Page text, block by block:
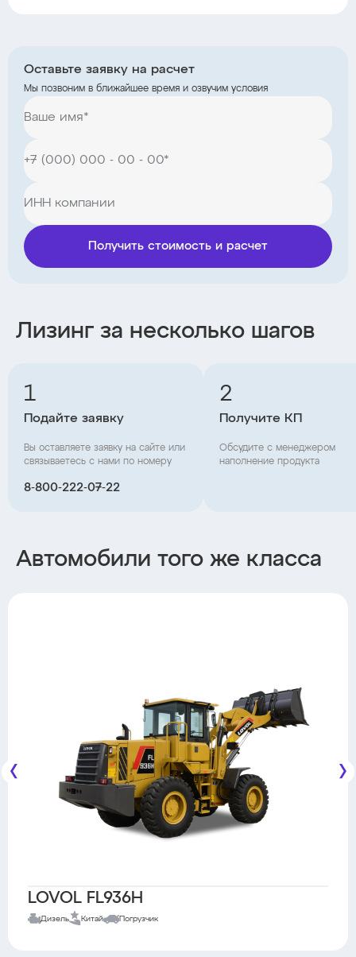
Оставьте заявку на расчет
Мы позвоним в ближайшее время и озвучим условия
Получить стоимость и расчет
Лизинг за несколько шагов
1
Подайте заявку
Вы оставляете заявку на сайте или
связываетесь с нами по номеру
8‑800‑222‑07‑22
2
Получите КП
Обсудите с менеджером
наполнение продукта
Автомобили того же класса
LOVOL FL936H
Дизель Китай Погрузчик